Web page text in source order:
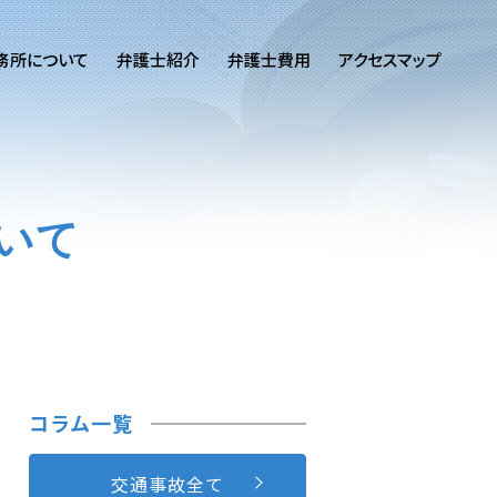
所について 弁護士紹介 弁護士費用 アクセスマップ
て
コラム一覧
交通事故全て